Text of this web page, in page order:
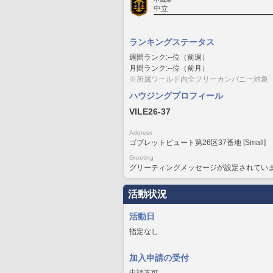
中立
ランキングステータス
週間ランク:--位（前週）
月間ランク:--位（前月）
※所属ワールド内全フリーカンパニー対象
ハウジングプロフィール
VILE26-37
Address
ゴブレットビュート第26区37番地 [Small]
Greeting
グリーティングメッセージが設定されてい
活動状況
活動日
指定なし
加入申請の受付